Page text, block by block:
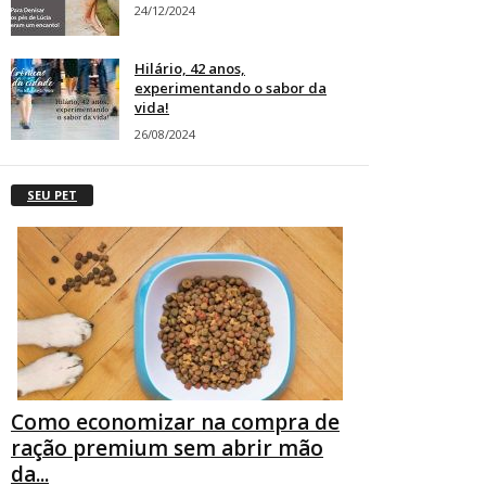
24/12/2024
Hilário, 42 anos,
experimentando o sabor da
vida!
26/08/2024
SEU PET
Como economizar na compra de
ração premium sem abrir mão
da...